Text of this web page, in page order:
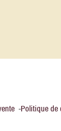
-Politique de